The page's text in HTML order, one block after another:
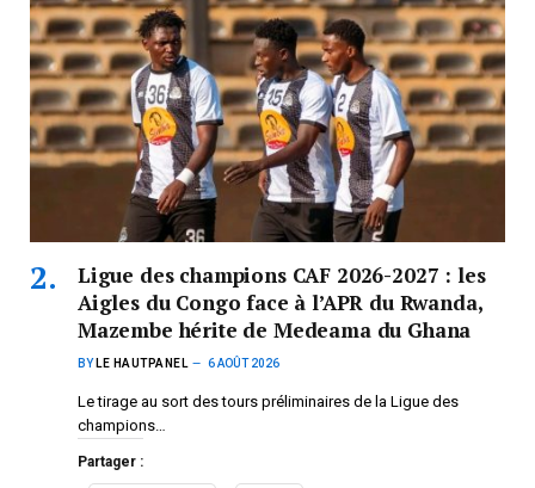
Ligue des champions CAF 2026-2027 : les
Aigles du Congo face à l’APR du Rwanda,
Mazembe hérite de Medeama du Ghana
BY LE HAUTPANEL 6 AOÛT 2026
Le tirage au sort des tours préliminaires de la Ligue des
champions…
Partager :